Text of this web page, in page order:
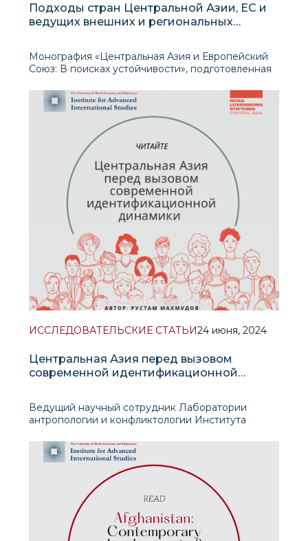
Подходы стран Центральной Азии, ЕС и
ведущих внешних и региональных
власти Талибана
Монография «Центральная Азия и Европейский
Союз: В поисках устойчивости», подготовленная
Ташкентского центра передового опыта
европейских исследований имени Жана Моне
УМЭД, предлагает подробное исследование
сложных и развивающихся отношений м
ИССЛЕДОВАТЕЛЬСКИЕ СТАТЬИ24 июня, 2024
Центральная Азия перед вызовом
современной идентификационной
Ведущий научный сотрудник Лаборатории
антропологии и конфликтологии Института
(ИПМИ) Рустам Махмудов опубликовал статью
на тему «Центральная Азия перед вызовом
современной идентификационной динамики» в
Сборнике статей международной конференции